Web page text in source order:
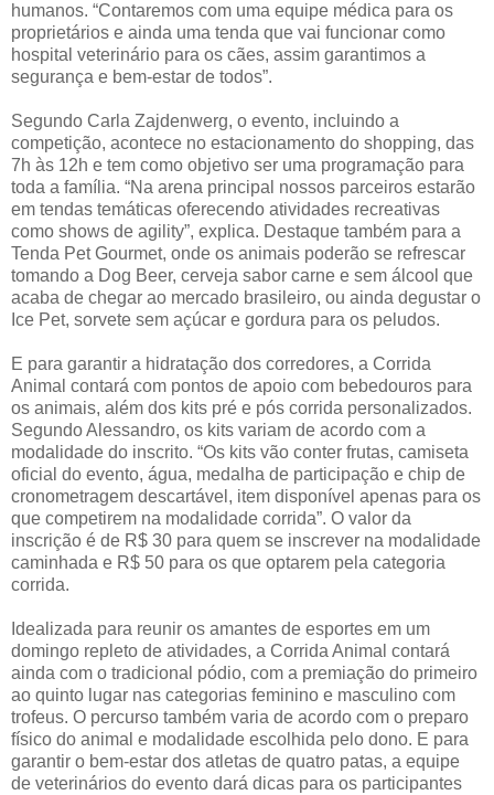
humanos. “Contaremos com uma equipe médica para os
proprietários e ainda uma tenda que vai funcionar como
hospital veterinário para os cães, assim garantimos a
segurança e bem-estar de todos”.
Segundo Carla Zajdenwerg, o evento, incluindo a
competição, acontece no estacionamento do shopping, das
7h às 12h e tem como objetivo ser uma programação para
toda a família. “Na arena principal nossos parceiros estarão
em tendas temáticas oferecendo atividades recreativas
como shows de agility”, explica. Destaque também para a
Tenda Pet Gourmet, onde os animais poderão se refrescar
tomando a Dog Beer, cerveja sabor carne e sem álcool que
acaba de chegar ao mercado brasileiro, ou ainda degustar o
Ice Pet, sorvete sem açúcar e gordura para os peludos.
E para garantir a hidratação dos corredores, a Corrida
Animal contará com pontos de apoio com bebedouros para
os animais, além dos kits pré e pós corrida personalizados.
Segundo Alessandro, os kits variam de acordo com a
modalidade do inscrito. “Os kits vão conter frutas, camiseta
oficial do evento, água, medalha de participação e chip de
cronometragem descartável, item disponível apenas para os
que competirem na modalidade corrida”. O valor da
inscrição é de R$ 30 para quem se inscrever na modalidade
caminhada e R$ 50 para os que optarem pela categoria
corrida.
Idealizada para reunir os amantes de esportes em um
domingo repleto de atividades, a Corrida Animal contará
ainda com o tradicional pódio, com a premiação do primeiro
ao quinto lugar nas categorias feminino e masculino com
trofeus. O percurso também varia de acordo com o preparo
físico do animal e modalidade escolhida pelo dono. E para
garantir o bem-estar dos atletas de quatro patas, a equipe
de veterinários do evento dará dicas para os participantes